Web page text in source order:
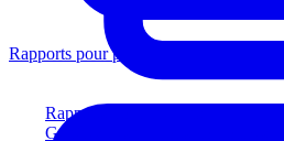
Rapports pour prêteurs
Générez des rapports conformes
Rapports pour prêteurs